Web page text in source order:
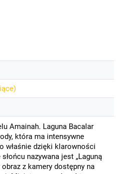
)
Amainah. Laguna Bacalar
która ma intensywne
właśnie dzięki klarowności
nazywana jest „Laguną
z kamery dostępny na